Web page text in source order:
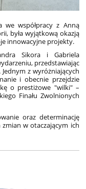
we współpracy z Anną
była wyjątkową okazją
innowacyjne projekty.
Sikora i Gabriela
przedstawiając
Jednym z wyróżniających
i obecnie przejdzie
o prestiżowe "wilki" –
Finału Zwolnionych
oraz determinację
w otaczającym ich